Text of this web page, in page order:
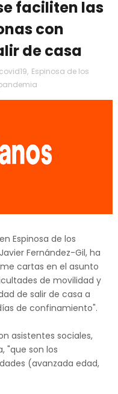
faciliten las
con
de casa
covid19, Espinosa de los
Espinosa de los
Fernández-Gil, ha
cartas en el asunto
de movilidad y
de salir de casa a
de confinamiento".
asistentes sociales,
"que son los
(avanzada edad,